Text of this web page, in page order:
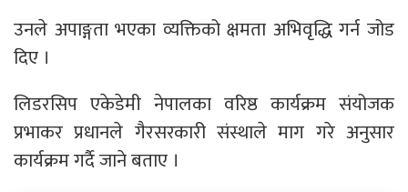
उनले अपाङ्गता भएका व्यक्तिको क्षमता अभिवृद्धि गर्न जोड
दिए ।
लिडरसिप एकेडेमी नेपालका वरिष्ठ कार्यक्रम संयोजक
प्रभाकर प्रधानले गैरसरकारी संस्थाले माग गरे अनुसार
कार्यक्रम गर्दै जाने बताए ।